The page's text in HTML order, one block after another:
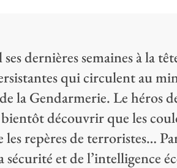
dernières semaines à la
qui circulent au
la Gendarmerie. Le héros
découvrir que les
les repères de terroristes…
et de l’intelligence